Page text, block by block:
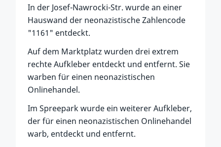
In der Josef-Nawrocki-Str. wurde an einer
Hauswand der neonazistische Zahlencode
"1161" entdeckt.
Auf dem Marktplatz wurden drei extrem
rechte Aufkleber entdeckt und entfernt. Sie
warben für einen neonazistischen
Onlinehandel.
Im Spreepark wurde ein weiterer Aufkleber,
der für einen neonazistischen Onlinehandel
warb, entdeckt und entfernt.